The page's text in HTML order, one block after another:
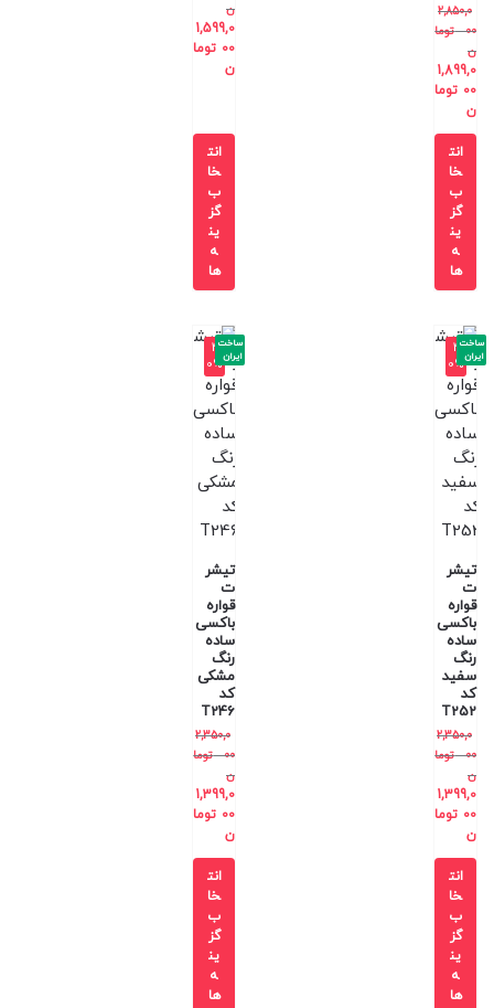
2,850,0
00
توما
ن
1,899,0
00 توما
ن
انت
خا
ب
گز
ین
ه
ها
ن
1,599,0
00 توما
ن
انت
خا
ب
گز
ین
ه
ها
-4
0%
تیشر
ت
قواره
باکسی
ساده
رنگ
سفید
کد
T252
2,350,0
00
توما
ن
1,399,0
00 توما
ن
ساخت
ایران
انت
خا
ب
گز
ین
ه
ها
-4
0%
تیشر
ت
قواره
باکسی
ساده
رنگ
مشکی
کد
T246
2,350,0
00
توما
ن
1,399,0
00 توما
ن
ساخت
ایران
انت
خا
ب
گز
ین
ه
ها